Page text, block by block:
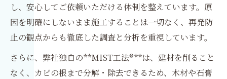
し、安心してご依頼いただける体制を整えています。原
因を明確にしないまま施工することは一切なく、再発防
止の観点からも徹底した調査と分析を重視しています。
さらに、弊社独自の**MIST工法®**は、建材を削ること
なく、カビの根まで分解・除去できるため、木材や石膏